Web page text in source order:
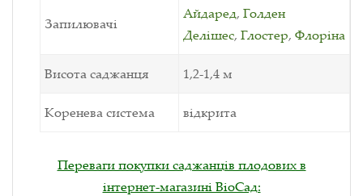
Запилювачі
Айдаред, Голден
Делішес, Глостер, Флоріна
Висота саджанця 1,2-1,4 м
Коренева система відкрита
Переваги покупки саджанців плодових в
інтернет-магазині ВіоСад: